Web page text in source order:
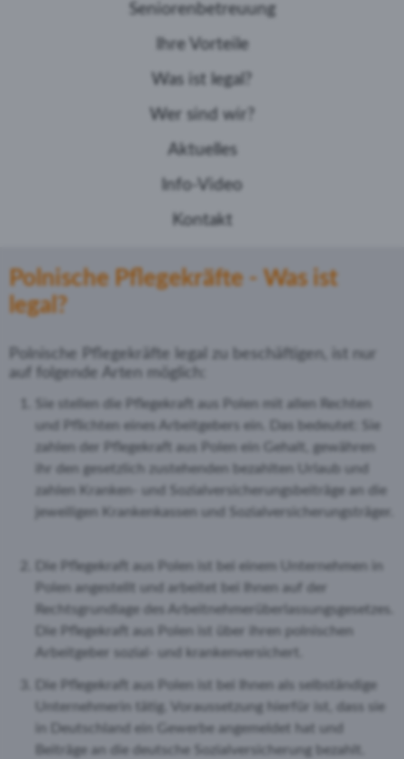
Seniorenbetreuung
Ihre Vorteile
Was ist legal?
Wer sind wir?
Aktuelles
Info-Video
Kontakt
Polnische Pflegekräfte - Was ist
legal?
Polnische Pflegekräfte legal zu beschäftigen, ist nur
auf folgende Arten möglich:
Sie stellen die Pflegekraft aus Polen mit allen Rechten
und Pflichten
eines Arbeitgebers ein. Das bedeutet: Sie
zahlen der Pflegekraft aus Polen ein Gehalt, gewähren
ihr den gesetzlich zustehenden bezahlten Urlaub und
zahlen Kranken- und Sozialversicherungsbeiträge an die
jeweiligen Krankenkassen und Sozialversicherungsträger.
Die Pflegekraft aus Polen ist bei einem Unternehmen in
Polen angestellt und arbeitet bei Ihnen auf der
Rechtsgrundlage des Arbeitnehmerüberlassungsgesetzes.
Die Pflegekraft aus Polen ist über ihren polnischen
Arbeitgeber sozial- und krankenversichert.
Die Pflegekraft aus Polen ist bei Ihnen als selbständige
Unternehmerin tätig. Voraussetzung hierfür ist, dass sie
in Deutschland ein Gewerbe angemeldet hat und
Beiträge an die deutsche Sozialversicherung bezahlt.